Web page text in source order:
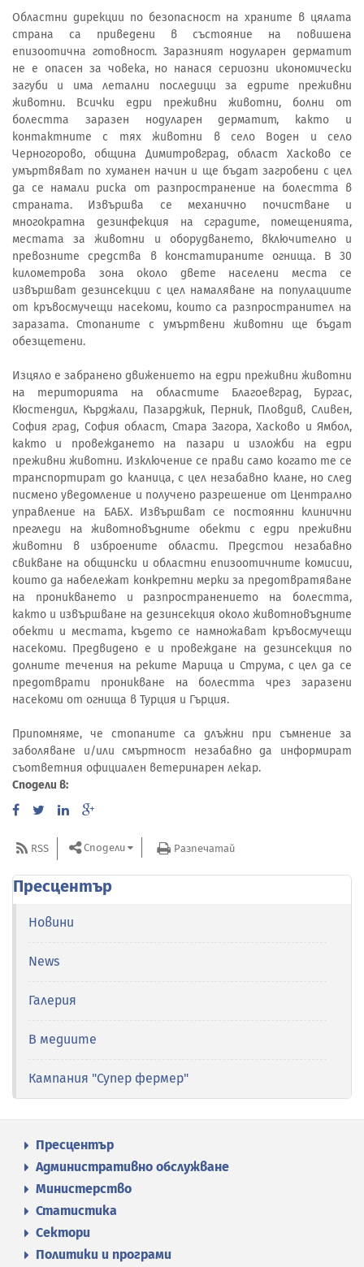
Областни дирекции по безопасност на храните в цялата
страна са приведени в състояние на повишена
епизоотична готовност. Заразният нодуларен дерматит
не е опасен за човека, но нанася сериозни икономически
загуби и има летални последици за едрите преживни
животни. Всички едри преживни животни, болни от
болестта заразен нодуларен дерматит, както и
контактните с тях животни в село Воден и село
Черногорово, община Димитровград, област Хасково се
умъртвяват по хуманен начин и ще бъдат загробени с цел
да се намали риска от разпространение на болестта в
страната. Извършва се механично почистване и
многократна дезинфекция на сградите, помещенията,
местата за животни и оборудването, включително и
превозните средства в констатираните огнища. В 30
километрова зона около двете населени места се
извършват дезинсекции с цел намаляване на популациите
от кръвосмучещи насекоми, които са разпространител на
заразата. Стопаните с умъртвени животни ще бъдат
обезщетени.
Изцяло е забранено движението на едри преживни животни
на територията на областите Благоевград, Бургас,
Кюстендил, Кърджали, Пазарджик, Перник, Пловдив, Сливен,
София град, София област, Стара Загора, Хасково и Ямбол,
както и провеждането на пазари и изложби на едри
преживни животни. Изключение се прави само когато те се
транспортират до кланица, с цел незабавно клане, но след
писмено уведомление и получено разрешение от Централно
управление на БАБХ. Извършват се постоянни клинични
прегледи на животновъдните обекти с едри преживни
животни в изброените области. Предстои незабавно
свикване на общински и областни епизоотичните комисии,
които да набележат конкретни мерки за предотвратяване
на проникването и разпространението на болестта,
както и извършване на дезинсекция около животновъдните
обекти и местата, където се намножават кръвосмучещи
насекоми. Предвидено е и провеждане на дезинсекция по
долните течения на реките Марица и Струма, с цел да се
предотврати проникване на болестта чрез заразени
насекоми от огнища в Турция и Гърция.
Припомняме, че стопаните са длъжни при съмнение за
заболяване и/или смъртност незабавно да информират
съответния официален ветеринарен лекар.
Сподели в:
RSS Сподели Разпечатай
Пресцентър
Новини
News
Галерия
В медиите
Кампания "Супер фермер"
Пресцентър
Административно обслужване
Министерство
Статистика
Сектори
Политики и програми